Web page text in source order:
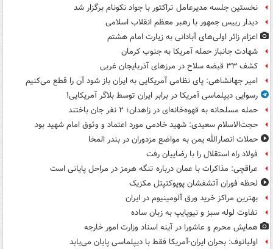
نخستین جلسه مدیرعامل تراکتور با جواد نکونام برگزار شد
دیدار رییس جمهور با رهبر معظم انقلاب اسلامی
اعزام زائر اولی‌های آبادانی به زیارت امام هشتم
شهادت جانباز حمله آمریکا به جنوب کرمان
کشف ۳۳ قبضه سلاح در مرزهای آذربایجان غربی
امیر جهانشاهی: پای نظامی آمریکایی به ایران باز شود آن را قطع می‌کنیم
رسوایی دیپلماسی آمریکا در برابر ایران توسط بلاگر آمریکایی!
حمله مسلحانه به قهوه‌خانه‌ای در زاهدان؛ ۲ نفر جان باختند
حجت‌الاسلام سعیدی: شهید خادمی مورد اعتماد و وثوق امام شهید بود
حملات انصارالله یمن به مواضع مزدوران در بندر المخا
فولاد راه استقلال را با رضاییان رفت
عراقچی: مذاکرات با عمان درباره تنگه هرمز در مراحل پایانی است
لحظه فوران آتشفشان پوپوکتپتل مکزیک
بهترین مراکز خرید ورق آلومینیوم در ایران
تفاوت لوله سبز و نیوپایپ به زبان ساده
همایش محرم و عاشورا در آینه اسناد وزارت امور خارجه
اولیانوف: بحران ایران-آمریکا فقط با دیپلماسی پایان می‌یابد